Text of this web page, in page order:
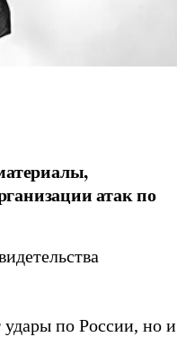
атак по
по России, но и